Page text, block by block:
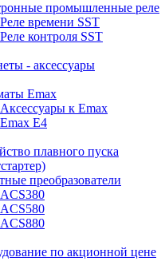
промышленные реле
Реле времени SST
Реле контроля SST
- аксессуары
Emax
Аксессуары к Emax
Emax E4
плавного пуска
преобразователи
ACS380
ACS580
ACS880
по акционной цене